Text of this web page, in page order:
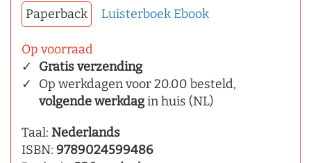
Paperback
Luisterboek Ebook
Op voorraad
Gratis verzending
Op werkdagen voor 20.00 besteld,
volgende werkdagin huis (NL)
Taal: Nederlands
ISBN: 9789024599486